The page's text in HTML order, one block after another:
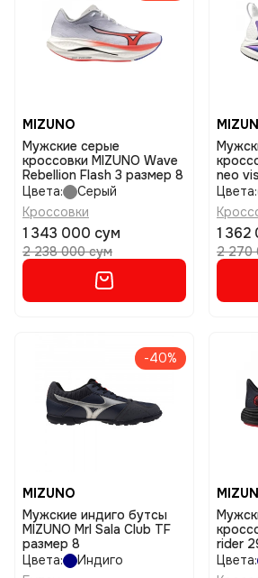
MIZUNO
Мужские серые
кроссовки MIZUNO Wave
Rebellion Flash 3 размер 8
Цвета:
Серый
Кроссовки
1 343 000 сум
2 238 000 сум
neo
Цвета:
1
2 270
-40%
MIZUNO
Мужские индиго бутсы
MIZUNO Mrl Sala Club TF
размер 8
Цвета:
Индиго
rider
Цвета: